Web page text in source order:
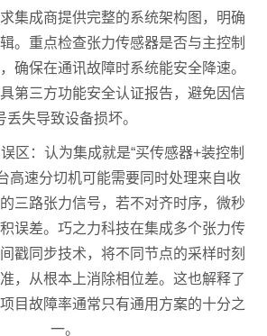
集成商提供完整的系统架构图，明确
。重点检查张力传感器是否与主控制
确保在通讯故障时系统能安全降速。
第三方功能安全认证报告，避免因信
丢失导致设备损坏。
区：认为集成就是“买传感器+装控制
高速分切机可能需要同时处理来自收
三路张力信号，若不对齐时序，微秒
误差。巧之力科技在集成多个张力传
戳同步技术，将不同节点的采样时刻
，从根本上消除相位差。这也解释了
目故障率通常只有通用方案的十分之
一。